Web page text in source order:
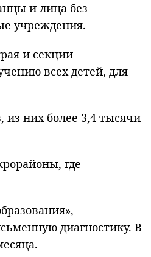
и лица без
учреждения.
и секции
всех детей, для
из них более 3,4 тысячи
где
диагностику. В